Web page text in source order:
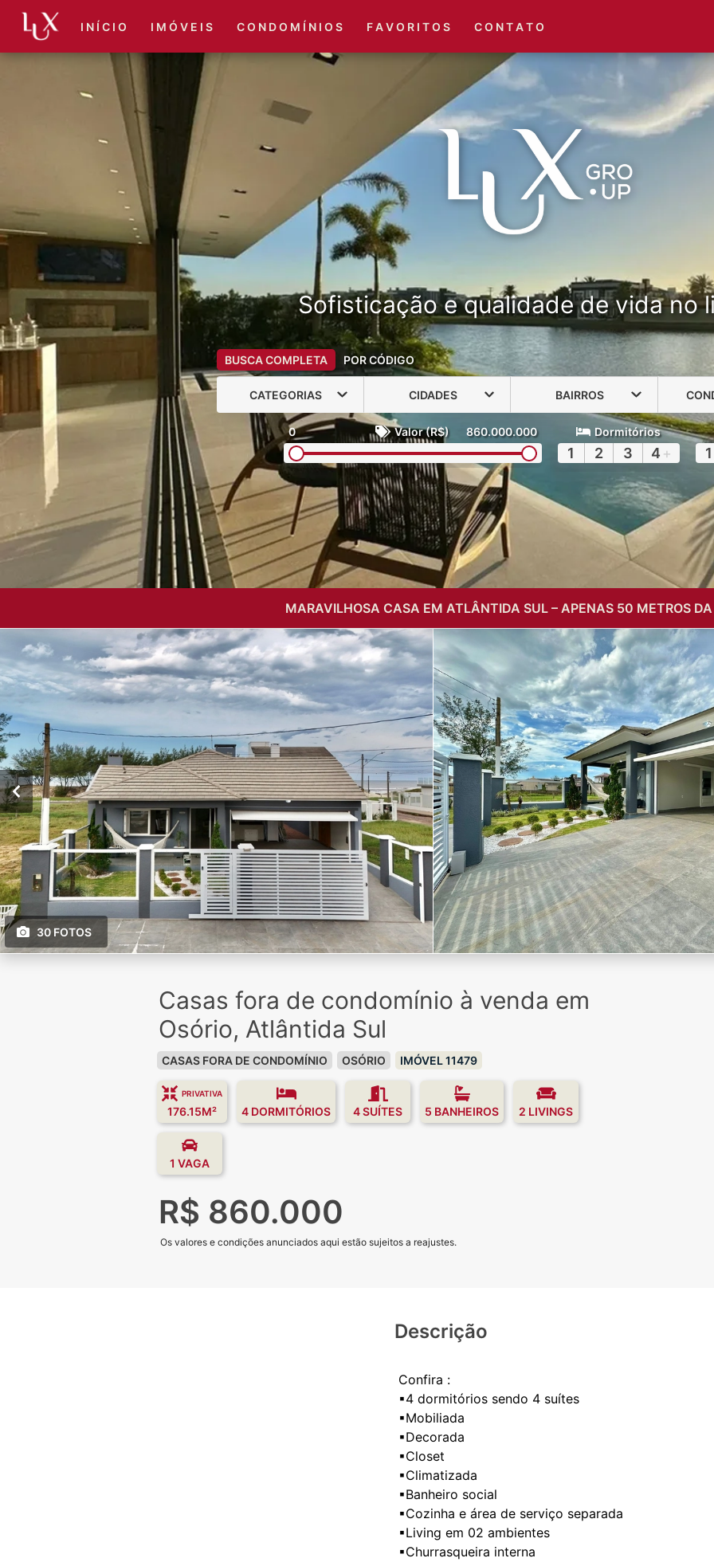
(51) 3416-6660
I N Í C I O I M Ó V E I S C O N D O M Í N I O S F A V O R I T O S C O N T A T O
Sofisticação e qualidade de vida no
BUSCA COMPLETA POR CÓDIGO
CATEGORIAS CIDADES BAIRROS
0 Valor (R$) 860.000.000 Dormitórios
1 2 3 4 + 1
MARAVILHOSA CASA EM ATLÂNTIDA SUL – APENAS 50 METROS
30 FOTOS
Casas fora de condomínio à venda em
Osório, Atlântida Sul
CASAS FORA DE CONDOMÍNIO OSÓRIO IMÓVEL 11479
PRIVATIVA
176.15M² 4 DORMITÓRIOS 4 SUÍTES 5 BANHEIROS 2 LIVINGS
1 VAGA
R$ 860.000
Os valores e condições anunciados aqui estão sujeitos a reajustes.
Descrição
Confira :
▪4 dormitórios sendo 4 suítes
▪Mobiliada
▪Decorada
▪Closet
▪Climatizada
▪Banheiro social
▪Cozinha e área de serviço separada
▪Living em 02 ambientes
▪Churrasqueira interna